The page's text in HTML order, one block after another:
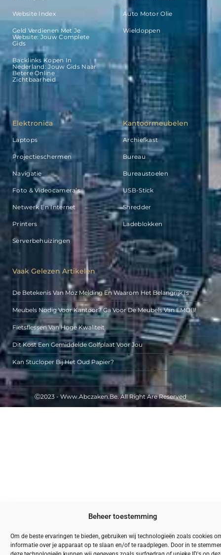
Beheer toestemming
Om de beste ervaringen te bieden, gebruiken wij technologieën zoals cookies
informatie over je apparaat op te slaan en/of te raadplegen. Door in te
Website Index
Geld Verdienen Met Je
Website: Jouw Complete
Gids
Backlinks Kopen In
Nederland: Jouw Gids Naar
Betere Online
Zichtbaarheid
Auto Motor Olie
Wieldoppen
Elektronica
Laptops
Projectieschermen
Navigatie
Foto & Videocamera’s
Netwerk En Internet
Printers
Serverbehuizingen
Kantoormeubelen
Archiefkast
Bureau
Bureaustoelen
USB-Stick
Shredder
Ladeblokken
Vaak Gelezen Artikelen
De Betekenis Van Moz Melding En Waarom Het Belangrijk Is
Meubels Nodig Voor Kantoor? Ga Voor De Meubels Van EMOB!
Fietsflessen Van Hoge Kwaliteit
Dit Kost Een Gemiddelde Golfplaat Voor Jou
Kan Stucloper Bij Het Oud Papier?
Ⓒ2023 - Www.abczaken.be. All Right Are Reserved